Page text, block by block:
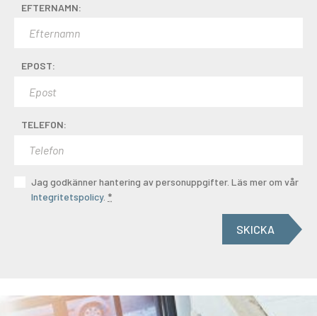
EFTERNAMN:
EPOST:
TELEFON:
Jag godkänner hantering av personuppgifter. Läs mer om vår
Integritetspolicy. *
SKICKA